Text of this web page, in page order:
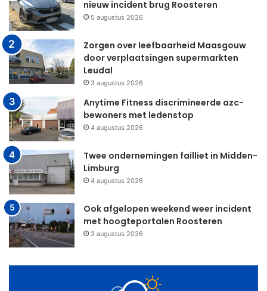
nieuw incident brug Roosteren
5 augustus 2026
Zorgen over leefbaarheid Maasgouw
door verplaatsingen supermarkten
Leudal
3 augustus 2026
Anytime Fitness discrimineerde azc-
bewoners met ledenstop
4 augustus 2026
Twee ondernemingen failliet in Midden-
Limburg
4 augustus 2026
Ook afgelopen weekend weer incident
met hoogteportalen Roosteren
3 augustus 2026